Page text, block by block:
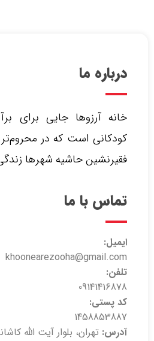
درباره ما
خانه آرزوها جایی برای
کودکانی است که در
فقیرنشین حاشیه شهرها
تماس با ما
ایمیل:
khoonearezooha@gmail.com
تلفن:
09141416878
کد پستی:
1458853887
آدرس: تهران، بلوار آیت الله